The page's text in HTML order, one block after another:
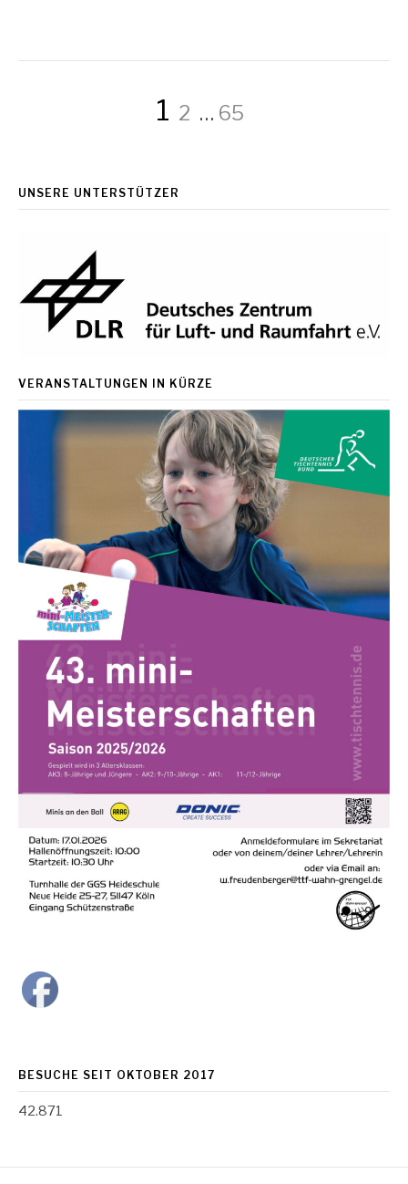
der
Beiträge
Page
1 Page
2 … Page
65
UNSERE UNTERSTÜTZER
VERANSTALTUNGEN IN KÜRZE
BESUCHE SEIT OKTOBER 2017
42.871